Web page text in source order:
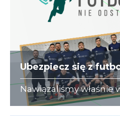
Ubezpiecz się z
Nawiązaliśmy właśnie
futbolpolisy.pl, która
się ubezpieczeniami